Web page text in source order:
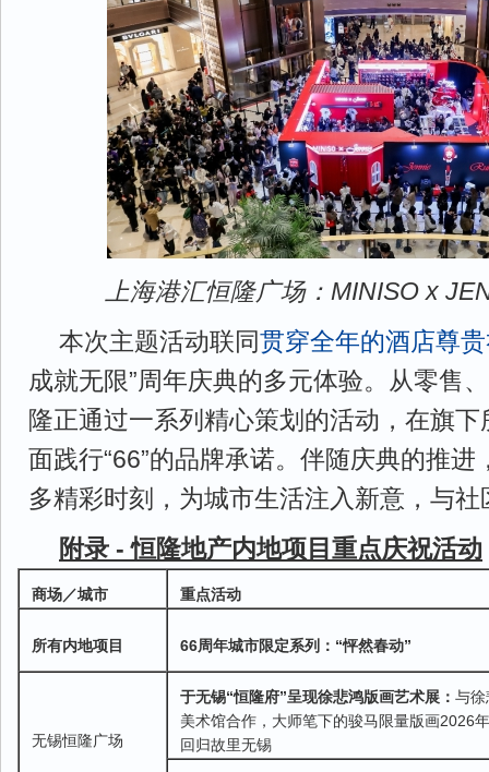
上海港汇恒隆广场：MINISO x
本次主题活动联同贯穿全年的酒店尊
成就无限”周年庆典的多元体验。从零售
隆正通过一系列精心策划的活动，在旗
面践行“66”的品牌承诺。伴随庆典的推
多精彩时刻，为城市生活注入新意，与
附录 - 恒隆地产内地项目重点庆祝活动
商场／城市 重点活动
所有内地项目 66周年城市限定系列：“怦然春动”
无锡恒隆广场
于无锡“恒隆府”呈现徐悲鸿版画艺术展： 与徐
美术馆合作，大师笔下的骏马限量版画2026
回归故里无锡